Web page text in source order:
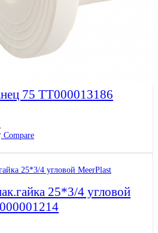
75 ТТ000013186
Compare
25*3/4 угловой